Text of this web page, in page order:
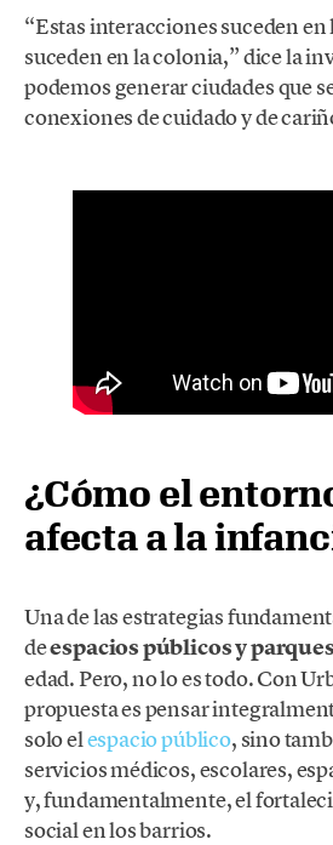
“Estas interacciones suceden en
suceden en la colonia,” dice la
podemos generar ciudades que
conexiones de cuidado y de
¿Cómo el
afecta a la
Una de las estrategias
deespacios públicos y parques
edad. Pero, no lo es todo. Con
propuesta es pensar
solo elespacio público, sino
servicios médicos, escolares,
y, fundamentalmente, el
social en los barrios.